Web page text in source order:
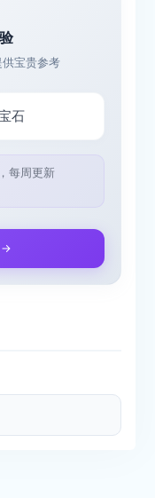
宝贵参考
石
每周更新